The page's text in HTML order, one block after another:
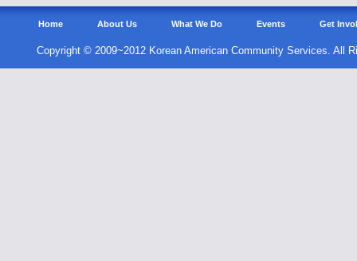
Home About Us What We Do Events Get
Copyright © 2009~2012 Korean American Community Services. All